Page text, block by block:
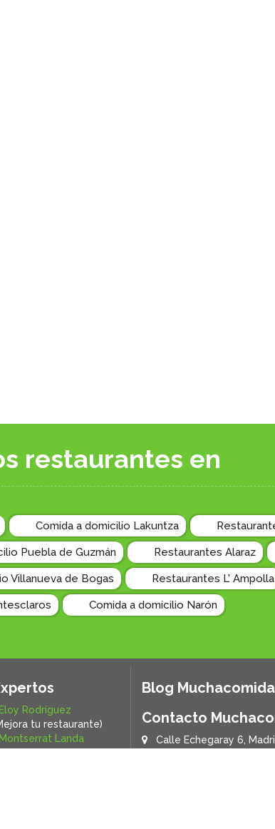
restaurantes en
Comida a domicilio Lakuntza
Puebla de Guzmán Restaurantes Alaraz
Villanueva de Bogas Restaurantes L' Ampolla
Comida a domicilio Narón
Eloy Rodríguez
tu restaurante)
Montserrat Landa
Blog Muchacomida
Contacto
Calle Echegaray 6,